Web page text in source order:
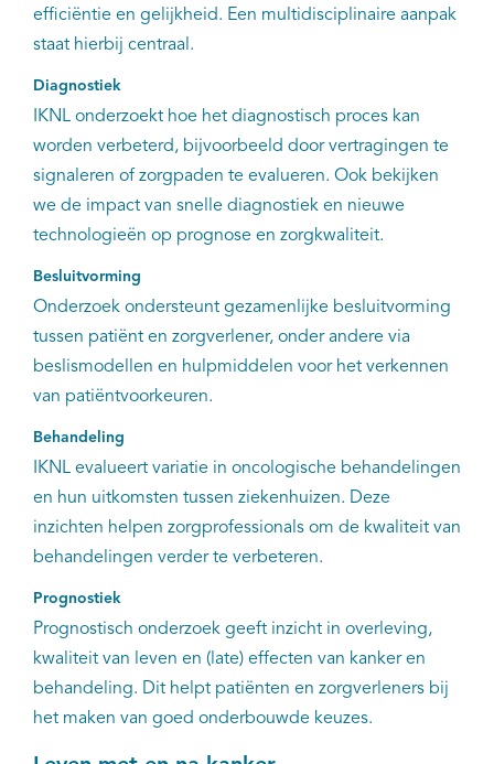
efficiëntie en gelijkheid. Een multidisciplinaire aanpak
staat hierbij centraal.
Diagnostiek
IKNL onderzoekt hoe het diagnostisch proces kan
worden verbeterd, bijvoorbeeld door vertragingen te
signaleren of zorgpaden te evalueren. Ook bekijken
we de impact van snelle diagnostiek en nieuwe
technologieën op prognose en zorgkwaliteit.
Besluitvorming
Onderzoek ondersteunt gezamenlijke besluitvorming
tussen patiënt en zorgverlener, onder andere via
beslismodellen en hulpmiddelen voor het verkennen
van patiëntvoorkeuren.
Behandeling
IKNL evalueert variatie in oncologische behandelingen
en hun uitkomsten tussen ziekenhuizen. Deze
inzichten helpen zorgprofessionals om de kwaliteit van
behandelingen verder te verbeteren.
Prognostiek
Prognostisch onderzoek geeft inzicht in overleving,
kwaliteit van leven en (late) effecten van kanker en
behandeling. Dit helpt patiënten en zorgverleners bij
het maken van goed onderbouwde keuzes.